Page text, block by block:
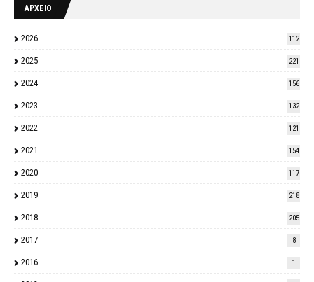
ΑΡΧΕΙΟ
2026 112
2025 221
2024 156
2023 132
2022 121
2021 154
2020 117
2019 218
2018 205
2017 8
2016 1